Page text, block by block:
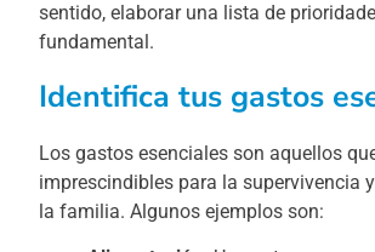
sentido, elaborar una lista de
fundamental.
Identifica tus gastos
Los gastos esenciales son aquellos
imprescindibles para la supervivencia
la familia. Algunos ejemplos son: